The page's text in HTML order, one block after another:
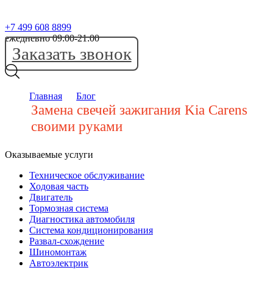
+7 499 608 8899
ежедневно 09:00-21:00
Заказать звонок
Главная Блог
Замена свечей зажигания Kia Carens
своими руками
Оказываемые услуги
Техническое обслуживание
Ходовая часть
Двигатель
Тормозная система
Диагностика автомобиля
Система кондиционирования
Развал-схождение
Шиномонтаж
Автоэлектрик